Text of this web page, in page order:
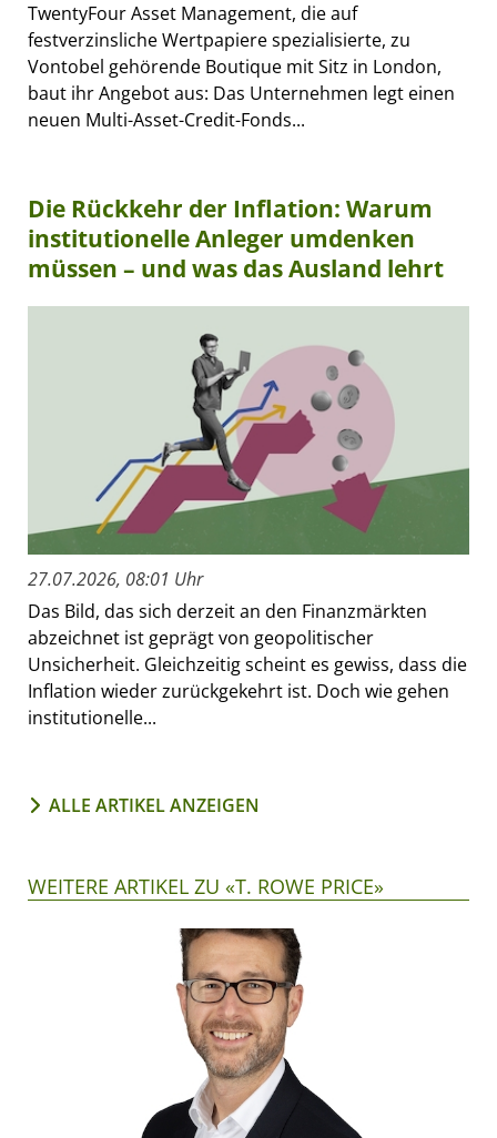
TwentyFour Asset Management, die auf
festverzinsliche Wertpapiere spezialisierte, zu
Vontobel gehörende Boutique mit Sitz in London,
baut ihr Angebot aus: Das Unternehmen legt einen
neuen Multi-Asset-Credit-Fonds...
Die Rückkehr der Inflation: Warum
institutionelle Anleger umdenken
müssen – und was das Ausland lehrt
27.07.2026, 08:01 Uhr
Das Bild, das sich derzeit an den Finanzmärkten
abzeichnet ist geprägt von geopolitischer
Unsicherheit. Gleichzeitig scheint es gewiss, dass die
Inflation wieder zurückgekehrt ist. Doch wie gehen
institutionelle...
ALLE ARTIKEL ANZEIGEN
WEITERE ARTIKEL ZU «T. ROWE PRICE»